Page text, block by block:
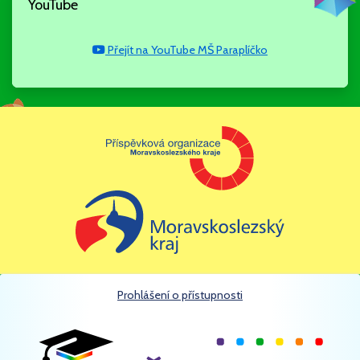
dodržovat i vy –
KONTROLUJTE, ZDA
ZA VÁMI ZAVŘELY
DVEŘE,
NEVPOUŠTĚJTE DO
MŠ NIKOHO CIZÍHO
(BEZ DÍTĚTE).
YouTube
Přejít na YouTube MŠ Paraplíčko
Prohlášení o přístupnosti